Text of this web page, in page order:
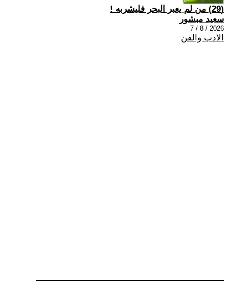
(29) من لم يعبر البحر فليشربه !
سعيد مبشور
2026 / 8 / 7
الادب والفن